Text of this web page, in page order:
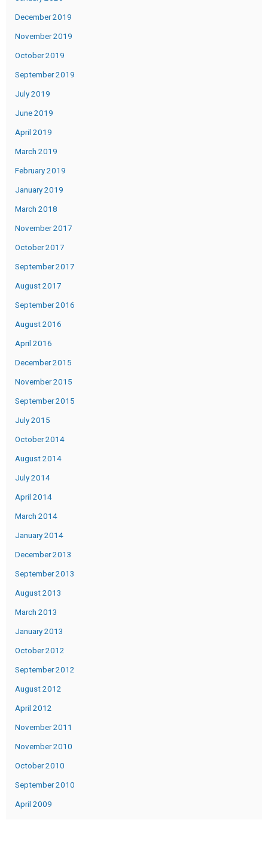
December 2019
November 2019
October 2019
September 2019
July 2019
June 2019
April 2019
March 2019
February 2019
January 2019
March 2018
November 2017
October 2017
September 2017
August 2017
September 2016
August 2016
April 2016
December 2015
November 2015
September 2015
July 2015
October 2014
August 2014
July 2014
April 2014
March 2014
January 2014
December 2013
September 2013
August 2013
March 2013
January 2013
October 2012
September 2012
August 2012
April 2012
November 2011
November 2010
October 2010
September 2010
April 2009